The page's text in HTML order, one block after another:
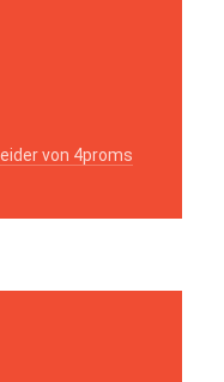
von 4proms